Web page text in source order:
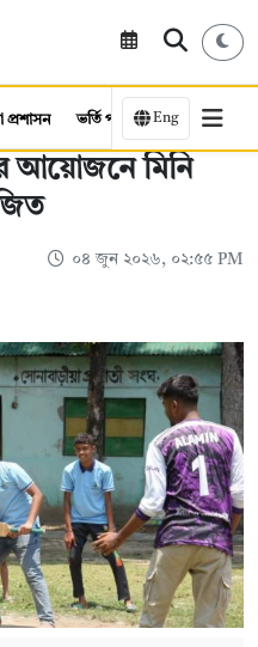
প্রশাসন ভর্তি পরীক্ষা কর্মসংস্থান
Eng
আয়োজনে মিনি
০৪ জুন ২০২৬, ০২:৫৫ PM